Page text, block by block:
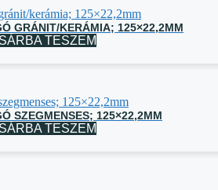
GRÁNIT/KERÁMIA; 125×22,2MM
TESZEM
SZEGMENSES; 125×22,2MM
TESZEM